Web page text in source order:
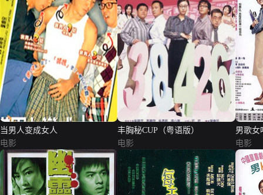
当男人变成女人
电影
丰胸秘CUP（粤语版）
电影
男歌女
电影